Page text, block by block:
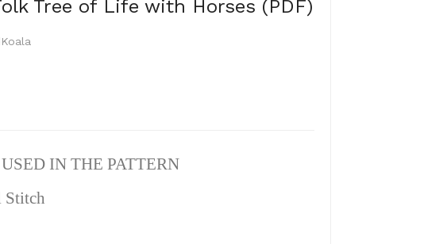
Tree of Life with Horses (PDF)
IN THE PATTERN
Stitch